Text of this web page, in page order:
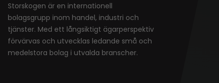
Storskogen är en internationell
bolagsgrupp inom handel, industri och
tjänster. Med ett långsiktigt ägarperspektiv
förvärvas och utvecklas ledande små och
medelstora bolag i utvalda branscher.